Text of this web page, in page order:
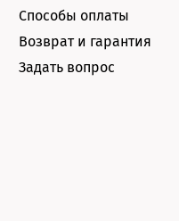
Способы оплаты
Возврат и гарантия
Задать вопрос